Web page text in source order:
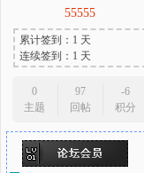
55555
累计签到：1 天
连续签到：1 天
0
主题
97
回帖
-6
积分